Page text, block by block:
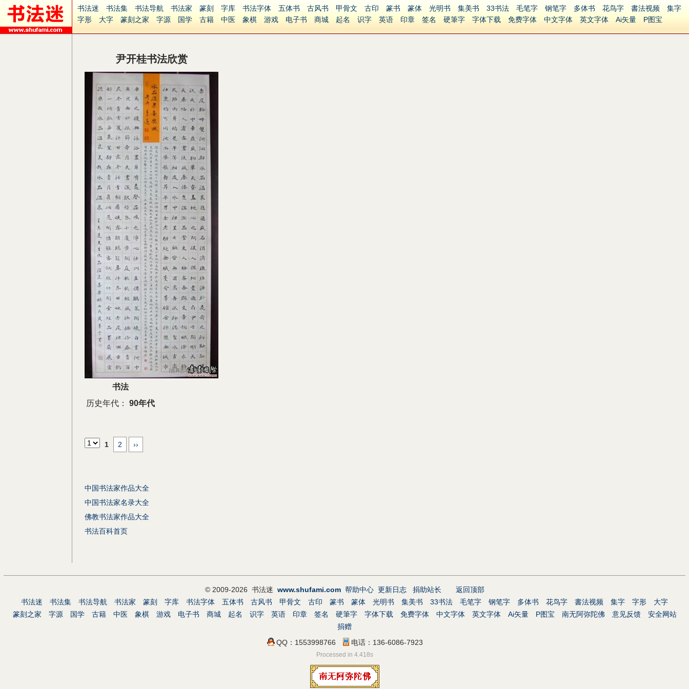
书法迷 书法集 书法导航 书法家 篆刻 字库 书法字体 五体书 古风书 甲骨文 古印 篆书 篆体 光明书 集美书 33书法 毛笔字 钢笔字 多体书 花鸟字 書法视频
集字
字形
大字 篆刻之家 字源 国学 古籍 中医 象棋 游戏 电子书 商城 起名 识字 英语 印章 签名 硬筆字 字体下载 免费字体 中文字体 英文字体 Ai矢量
P图宝
尹开桂书法欣赏
书法
历史年代：
90年代
1 2 ››
中国书法家作品大全
中国书法家名录大全
佛教书法家作品大全
书法百科首页
© 2009-2026 书法迷 www.shufami.com 帮助中心 更新日志 捐助站长
返回顶部
书法迷
书法集 书法导航 书法家 篆刻 字库 书法字体 五体书 古风书 甲骨文 古印 篆书 篆体 光明书 集美书 33书法 毛笔字 钢笔字 多体书 花鸟字 書法视频 集字 字形
大字
篆刻之家
字源 国学 古籍 中医 象棋 游戏 电子书 商城 起名 识字 英语 印章 签名 硬筆字 字体下载 免费字体 中文字体 英文字体 Ai矢量 P图宝 南无阿弥陀佛 意见反馈
安全网站
捐赠
QQ：1553998766
电话：136-6086-7923
Processed in 4.418s